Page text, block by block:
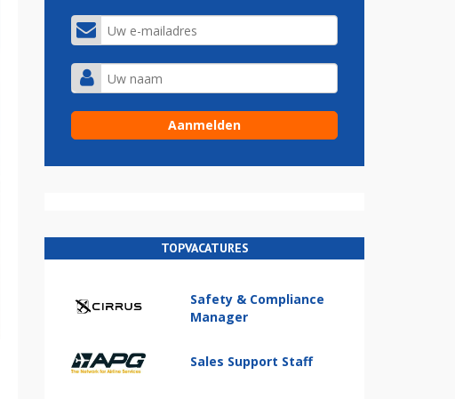
TOPVACATURES
Safety & Compliance
Manager
Sales Support Staff